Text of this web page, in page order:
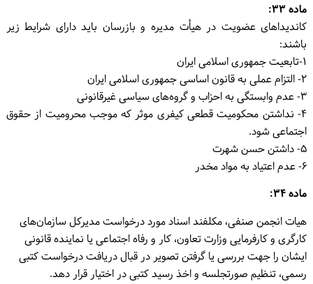
ماده ۳۳:
کاندیداهای عضویت در هیأت مدیره و بازرسان باید دارای شرایط زیر
باشند:
۱-تابعیت جمهوری اسلامی ایران
۲- التزام عملی به قانون اساسی جمهوری اسلامی ایران
۳- عدم وابستگی به احزاب و گروه‌های سیاسی غیرقانونی
۴- نداشتن محکومیت قطعی کیفری موثر که موجب محرومیت از حقوق
اجتماعی شود.
۵- داشتن حسن شهرت
۶- عدم اعتیاد به مواد مخدر
ماده ۳۴:
هیات انجمن صنفی، مکلفند اسناد مورد درخواست مدیرکل سازمان‌های
کارگری و کارفرمایی وزارت تعاون، کار و رفاه اجتماعی یا نماینده قانونی
ایشان را جهت بررسی یا گرفتن تصویر در قبال دریافت درخواست کتبی
رسمی، تنظیم صورتجلسه و اخذ رسید کتبی در اختیار قرار دهد.